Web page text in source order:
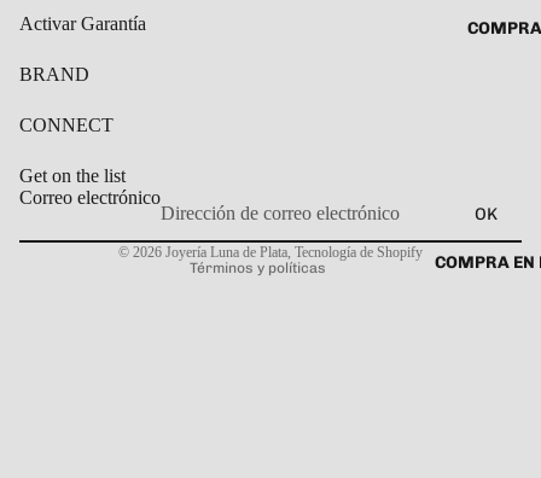
SET DE
COMPRA EN
Activar Garantía
BRAND
CONNECT
Get on the list
Correo electrónico
OK
© 2026 Joyería Luna de Plata Tecnología de Shopify
Términos y políticas
Política de privacidad